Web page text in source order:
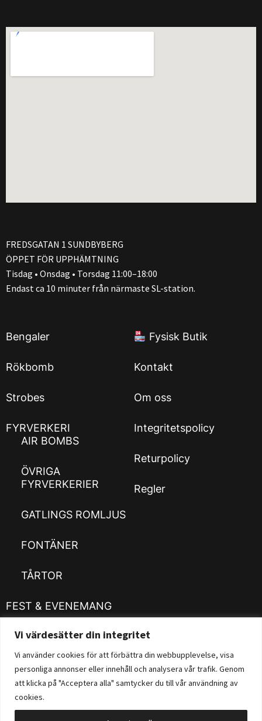
Vi värdesätter din integritet
Vi använder cookies för att förbättra din webbupplevelse, visa
personliga annonser eller innehåll och analysera vår trafik. Genom
att klicka på "Acceptera alla" samtycker du till vår användning av
cookies.
FREDSGATAN 1 SUNDBYBERG
ÖPPET FÖR UPPHÄMTNING
Tisdag • Onsdag • Torsdag 11:00–18:00
Endast ca 10 minuter från närmaste SL-station.
Bengaler
Rökbomb
Strobes
FYRVERKERI
AIR BOMBS
ÖVRIGA
FYRVERKERIER
GATLINGS ROMLJUS
FONTÄNER
TÅRTOR
FEST & EVENEMANG
Kläder
Customizer
Fysisk Butik
Fysisk Butik
Kontakt
Om oss
Integritetspolicy
Returpolicy
Regler